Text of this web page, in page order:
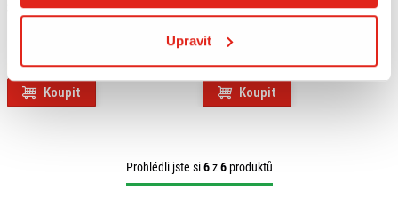
Upravit
3 019 Kč s DPH
Na objednávku
Koupit
1 689 Kč s DPH
ER 5 500 (01-07) 440F
Na objednávku
Koupit
Prohlédli jste si6z6produktů